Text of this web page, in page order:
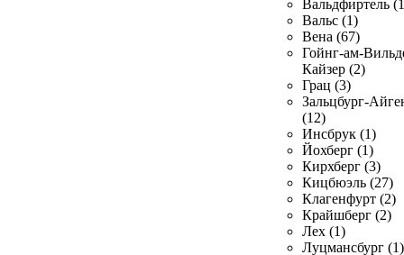
Вальдфиртель
Вальс (1)
Вена (67)
Гойнг-ам-
Кайзер (2)
Грац (3)
Зальцбург-
(12)
Инсбрук (1)
Йохберг (1)
Кирхберг (3)
Кицбюэль (27)
Клагенфурт (2)
Крайшберг (2)
Лех (1)
Луцмансбург (1)